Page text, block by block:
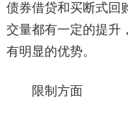
债券借贷和买断式回
交量都有一定的提升
有明显的优势。
限制方面